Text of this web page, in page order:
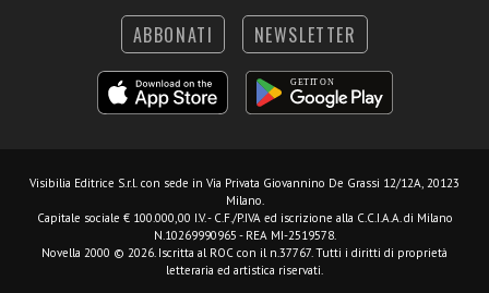
ABBONATI NEWSLETTER
Visibilia Editrice S.r.l. con sede in Via Privata Giovannino De Grassi 12/12A, 20123
Milano.
Capitale sociale € 100.000,00 I.V. - C.F./P.IVA ed iscrizione alla C.C.I.A.A. di Milano
N.10269990965 - REA MI-2519578.
Novella 2000 © 2026. Iscritta al ROC con il n.37767. Tutti i diritti di proprietà
letteraria ed artistica riservati.